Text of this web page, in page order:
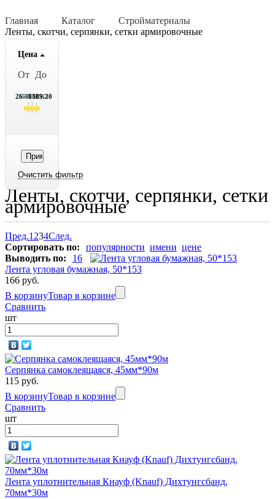
Главная Каталог
Стройматериалы
Ленты, скотчи, серпянки, сетки армировочные
Цена
От До
26.45
367.45
707.45
1048.45
1389.20
Ленты, скотчи, серпянки, сетки
армировочные
Пред.1 234След.
Сортировать по:
популярности имени цене
Выводить по:
16
Лента угловая бумажная, 50*153
166 руб.
В корзинуТовар в корзине
Сравнить
шт
Серпянка самоклеящаяся, 45мм*90м
115 руб.
В корзинуТовар в корзине
Сравнить
шт
Лента уплотнительная Кнауф (Knauf) Дихтунгсбанд,
70мм*30м